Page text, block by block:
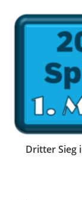
Dritter Sieg